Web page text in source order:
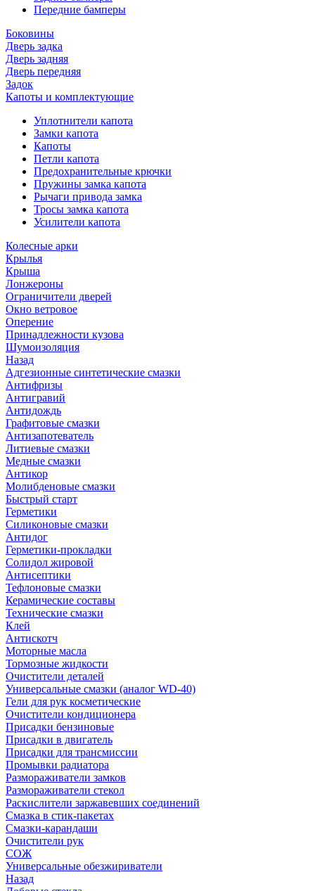
Передние бамперы
Боковины
Дверь задка
Дверь задняя
Дверь передняя
Задок
Капоты и комплектующие
Уплотнители капота
Замки капота
Капоты
Петли капота
Предохранительные крючки
Пружины замка капота
Рычаги привода замка
Тросы замка капота
Усилители капота
Колесные арки
Крылья
Крыша
Лонжероны
Ограничители дверей
Окно ветровое
Оперение
Принадлежности кузова
Шумоизоляция
Назад
Адгезионные синтетические смазки
Антифризы
Антигравий
Антидождь
Графитовые смазки
Антизапотеватель
Литиевые смазки
Медные смазки
Антикор
Молибденовые смазки
Быстрый старт
Герметики
Силиконовые смазки
Антидог
Герметики-прокладки
Солидол жировой
Антисептики
Тефлоновые смазки
Керамические составы
Технические смазки
Клей
Антискотч
Моторные масла
Тормозные жидкости
Очистители деталей
Универсальные смазки (аналог WD-40)
Гели для рук косметические
Очистители кондиционера
Присадки бензиновые
Присадки в двигатель
Присадки для трансмиссии
Промывки радиатора
Размораживатели замков
Размораживатели стекол
Раскислители заржавевших соединений
Смазка в стик-пакетах
Смазки-карандаши
Очистители рук
СОЖ
Универсальные обезжириватели
Назад